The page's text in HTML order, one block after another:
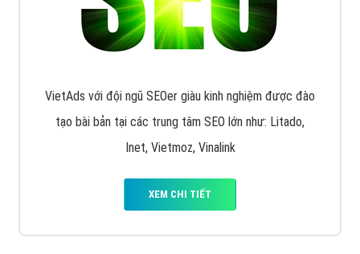
VietAds với đội ngũ SEOer giàu kinh nghiệm được đào
tạo bài bản tại các trung tâm SEO lớn như: Litado,
Inet, Vietmoz, Vinalink
XEM CHI TIẾT